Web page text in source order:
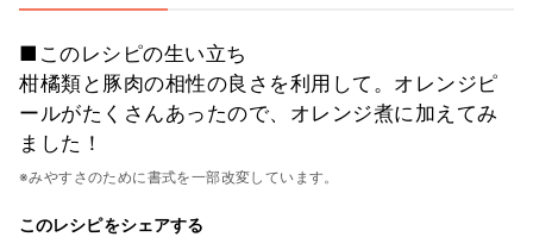
■このレシピの生い立ち
柑橘類と豚肉の相性の良さを利用して。オレンジピ
ールがたくさんあったので、オレンジ煮に加えてみ
ました！
※みやすさのために書式を一部改変しています。
このレシピをシェアする